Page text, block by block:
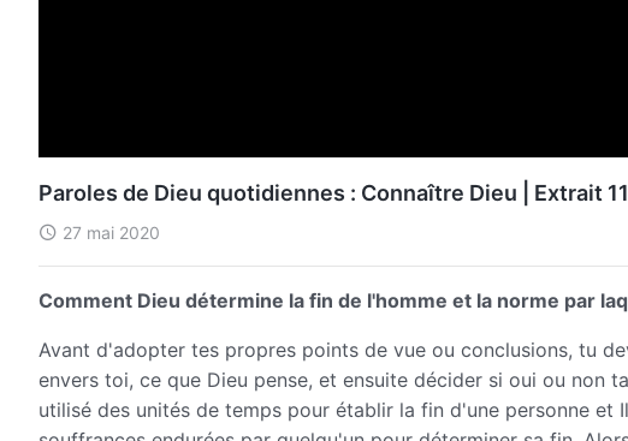
Paroles de Dieu quotidiennes : Connaître Dieu | Extrait 11
27 mai 2020
Comment Dieu détermine la fin de l'homme et la norme par
Avant d'adopter tes propres points de vue ou conclusions, tu
envers toi, ce que Dieu pense, et ensuite décider si oui ou non
utilisé des unités de temps pour établir la fin d'une personne et